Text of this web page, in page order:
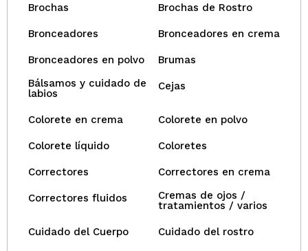
Brochas Brochas de Rostro
Bronceadores Bronceadores en crema
Bronceadores en polvo
Brumas
Bálsamos y cuidado de
labios
Cejas
Colorete en crema Colorete en polvo
Colorete líquido Coloretes
Correctores Correctores en crema
Correctores fluidos
Cremas de ojos /
tratamientos / varios
Cuidado del Cuerpo Cuidado del rostro